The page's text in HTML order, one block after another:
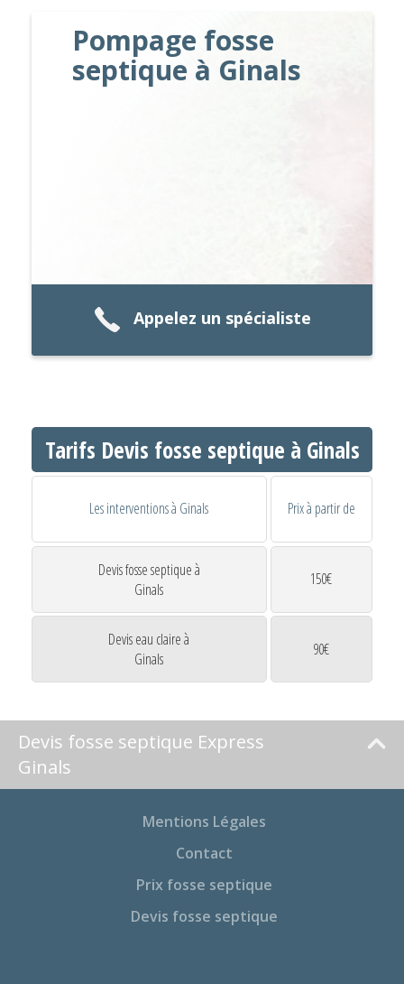
Pompage fosse
septique à Ginals
Appelez un spécialiste
Tarifs Devis fosse septique à Ginals
Les interventions à Ginals Prix à partir de
Devis fosse septique à
Ginals
150€
Devis eau claire à
Ginals
90€
Devis fosse septique Express
Ginals
Mentions Légales
Contact
Prix fosse septique
Devis fosse septique